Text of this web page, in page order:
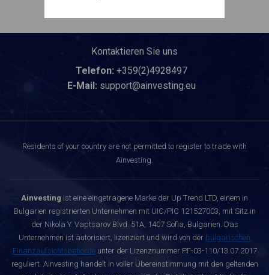
Kontaktieren Sie uns
Telefon: +359(2)4928497
E-Mail: support@ainvesting.eu
Residents of your country are not permitted to register to trade with
Ainvesting.
Ainvesting ist eine eingetragene Marke der Up Trend LTD, einem in
Bulgarien registrierten Unternehmen mit UIC/PIC 121527003, mit Sitz in
der Nikola Y. Vaptsarov Blvd. 51A, 1407 Sofia, Bulgarien. Das
Unternehmen ist autorisiert, lizenziert und wird von der bulgarischen
Finanzaufsichtsbehördeunter der Lizenznummer РГ-03-110/13.07.2017
reguliert. Ainvesting handelt in voller Übereinstimmung mit den geltenden